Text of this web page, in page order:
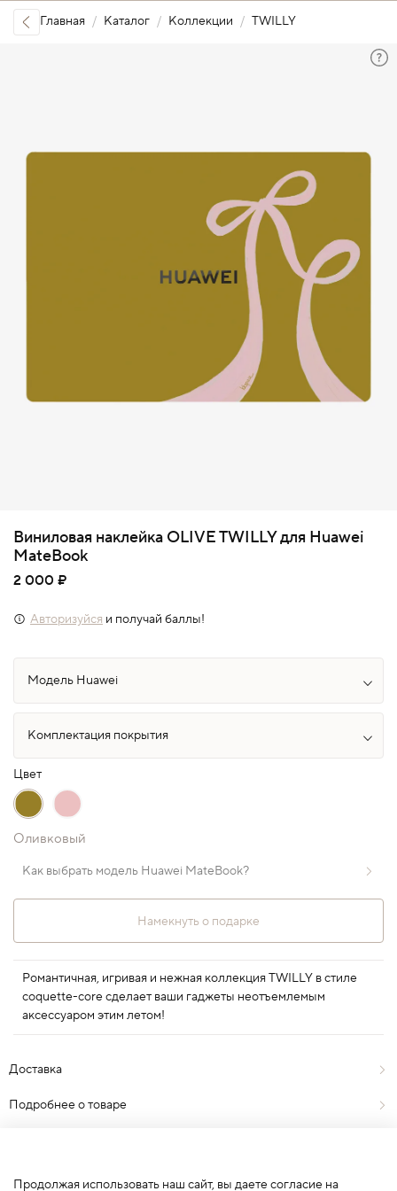
Главная Каталог Коллекции TWILLY
Виниловая наклейка OLIVE TWILLY для Huawei
MateBook
2 000 ₽
Авторизуйся и получай баллы!
Цвет
Оливковый
Как выбрать модель Huawei MateBook?
Намекнуть о подарке
Романтичная, игривая и нежная коллекция TWILLY в стиле
coquette-core сделает ваши гаджеты неотъемлемым
аксессуаром этим летом!
Доставка
Подробнее о товаре
Продолжая использовать наш сайт, вы даете согласие на